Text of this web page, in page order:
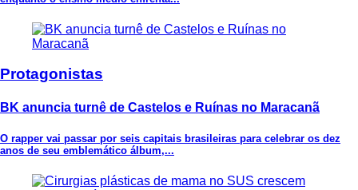
Protagonistas
BK anuncia turnê de Castelos e Ruínas no Maracanã
O rapper vai passar por seis capitais brasileiras para celebrar os dez
anos de seu emblemático álbum,...